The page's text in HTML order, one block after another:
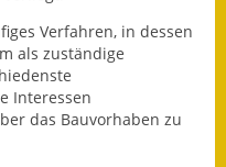
Werkstatt
Verfahren, in dessen
als zuständige
Interessen
das Bauvorhaben zu